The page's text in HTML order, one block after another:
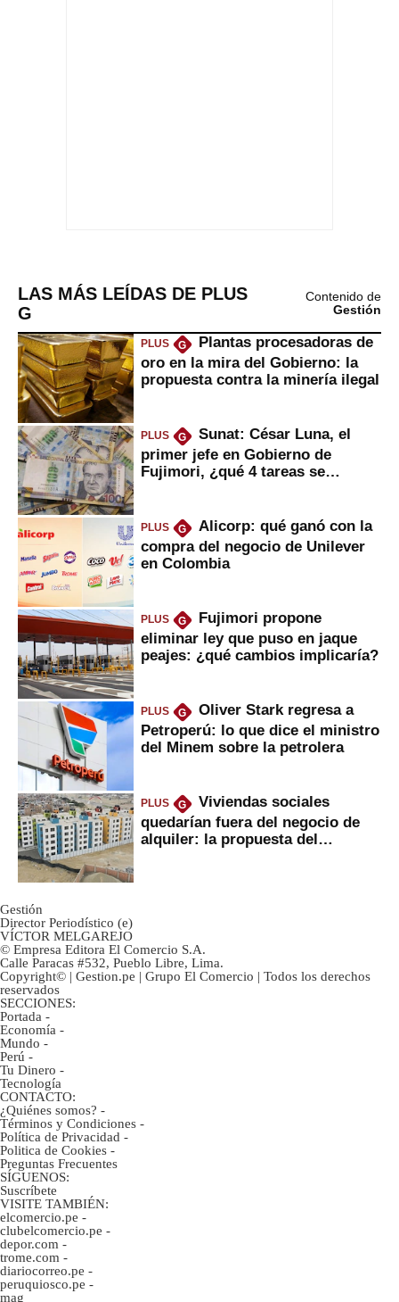
LAS MÁS LEÍDAS DE PLUS
G
Contenido de
Gestión
PLUS G
Plantas procesadoras de
oro en la mira del Gobierno: la
propuesta contra la minería ilegal
PLUS G
Sunat: César Luna, el
primer jefe en Gobierno de
Fujimori, ¿qué 4 tareas se
PLUS G
Alicorp: qué ganó con la
compra del negocio de Unilever
en Colombia
PLUS G
Fujimori propone
eliminar ley que puso en jaque
peajes: ¿qué cambios implicaría?
PLUS G
Oliver Stark regresa a
Petroperú: lo que dice el ministro
del Minem sobre la petrolera
PLUS G
Viviendas sociales
quedarían fuera del negocio de
alquiler: la propuesta del
Gestión
Director Periodístico (e)
VÍCTOR MELGAREJO
© Empresa Editora El Comercio S.A.
Calle Paracas #532, Pueblo Libre, Lima.
Copyright© | Gestion.pe | Grupo El Comercio | Todos los derechos
reservados
SECCIONES:
Portada -
Economía -
Mundo -
Perú -
Tu Dinero -
Tecnología
CONTACTO:
¿Quiénes somos? -
Términos y Condiciones -
Política de Privacidad -
Politica de Cookies -
Preguntas Frecuentes
SÍGUENOS:
Suscríbete
VISITE TAMBIÉN:
elcomercio.pe -
clubelcomercio.pe -
depor.com -
trome.com -
diariocorreo.pe -
peruquiosco.pe -
mag